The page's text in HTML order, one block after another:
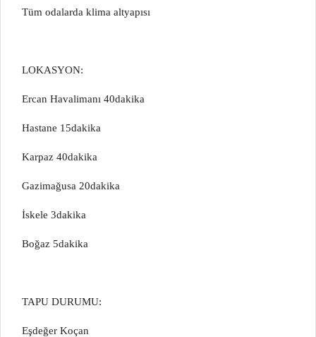
Tüm odalarda klima altyapısı
LOKASYON:
Ercan Havalimanı 40dakika
Hastane 15dakika
Karpaz 40dakika
Gazimağusa 20dakika
İskele 3dakika
Boğaz 5dakika
TAPU DURUMU:
Eşdeğer Koçan